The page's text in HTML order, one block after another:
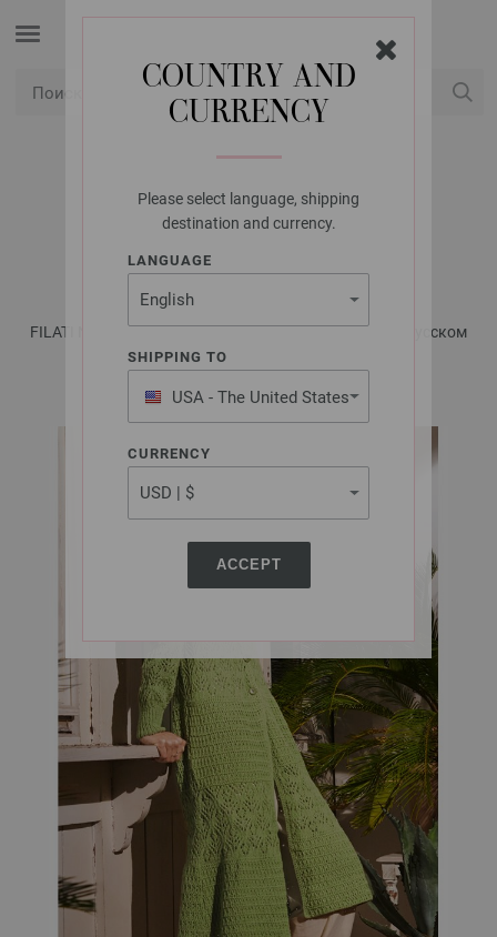
COUNTRY AND
CURRENCY
Please select language, shipping
destination and currency.
LANGUAGE
SHIPPING TO
USA - The United States
of America
CURRENCY
ACCEPT
LANA GROSSA
ПАЛЬТО ELASTICO
FILATI No. 61 - Журнал на немецком, инструкции на русском
языке | Модель 44